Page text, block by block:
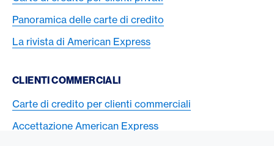
Panoramica delle carte di credito
La rivista di American Express
CLIENTI COMMERCIALI
Carte di credito per clienti commerciali
Accettazione American Express